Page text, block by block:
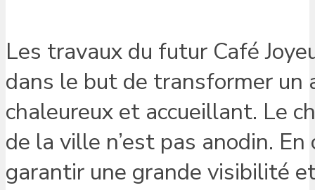
Les travaux du futur Café
dans le but de transformer un
chaleureux et accueillant. Le
de la ville n’est pas anodin.
garantir une grande visibilité